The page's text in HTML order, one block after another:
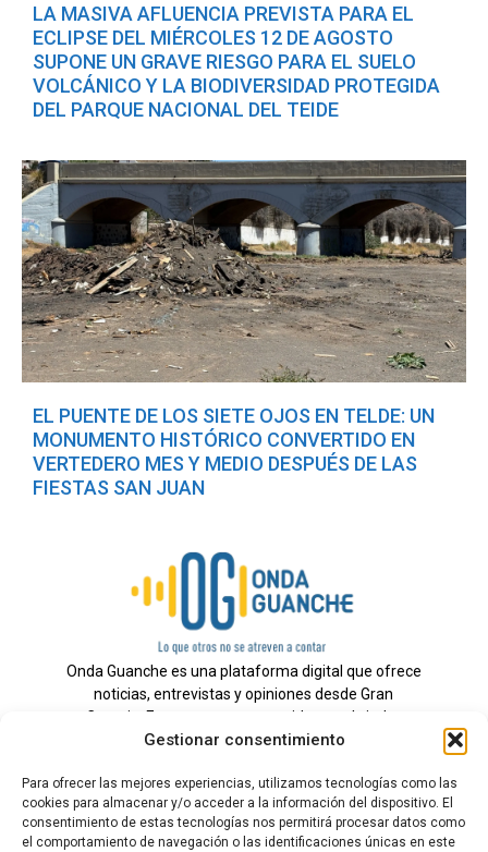
Gestionar consentimiento
Para ofrecer las mejores experiencias, utilizamos tecnologías como las
cookies para almacenar y/o acceder a la información del dispositivo. El
consentimiento de estas tecnologías nos permitirá procesar datos como
el comportamiento de navegación o las identificaciones únicas en este
LA MASIVA AFLUENCIA PREVISTA PARA EL
ECLIPSE DEL MIÉRCOLES 12 DE AGOSTO
SUPONE UN GRAVE RIESGO PARA EL SUELO
VOLCÁNICO Y LA BIODIVERSIDAD PROTEGIDA
DEL PARQUE NACIONAL DEL TEIDE
EL PUENTE DE LOS SIETE OJOS EN TELDE: UN
MONUMENTO HISTÓRICO CONVERTIDO EN
VERTEDERO MES Y MEDIO DESPUÉS DE LAS
FIESTAS SAN JUAN
Onda Guanche es una plataforma digital que ofrece
noticias, entrevistas y opiniones desde Gran
Canaria. Estamos comprometidos con brindar
información veraz y un periodismo independiente a